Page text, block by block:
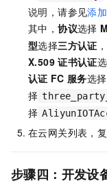
说明，请参见添
其中，协议选择
型选择三方认证 ，
X.509 证书认证
认证 FC 服务选择
择
择
在云网关列表，
步骤四：开发设